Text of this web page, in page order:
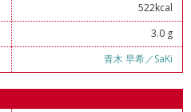
522kcal
3.0 g
青木 早希／SaKi